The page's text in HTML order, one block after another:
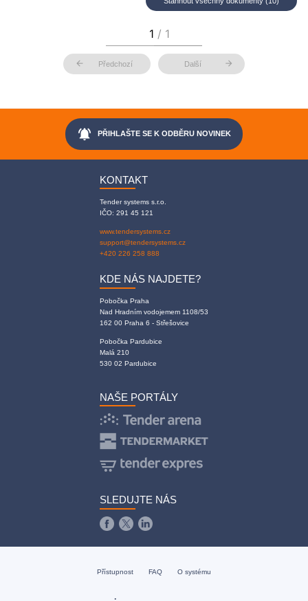
arrow_back Předchozí Další arrow_forward
notifications_active PŘIHLAŠTE SE K ODBĚRU NOVINEK
KONTAKT
Tender systems s.r.o.
IČO: 291 45 121
www.tendersystems.cz
support@tendersystems.cz
+420 226 258 888
KDE NÁS NAJDETE?
Pobočka Praha
Nad Hradním vodojemem 1108/53
162 00 Praha 6 - Střešovice
Pobočka Pardubice
Malá 210
530 02 Pardubice
NAŠE PORTÁLY
SLEDUJTE NÁS
Přístupnost FAQ O systému